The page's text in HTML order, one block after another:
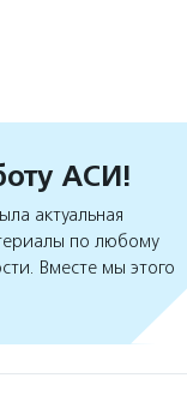
АСИ!
актуальная
по любому
Вместе мы этого